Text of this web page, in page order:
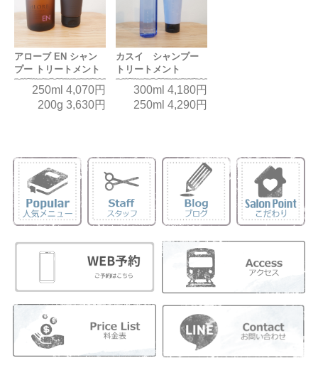
アローブ EN シャン
プー トリートメント
250ml 4,070円
200g 3,630円
カスイ シャンプー
トリートメント
300ml 4,180円
250ml 4,290円